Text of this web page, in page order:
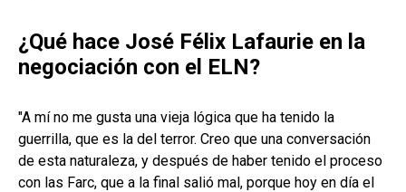
¿Qué hace José Félix Lafaurie en la
negociación con el ELN?
"A mí no me gusta una vieja lógica que ha tenido la
guerrilla, que es la del terror. Creo que una conversación
de esta naturaleza, y después de haber tenido el proceso
con las Farc, que a la final salió mal, porque hoy en día el